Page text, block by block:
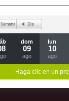
dom
09
ago
lun
10
ago
Haga clic en un